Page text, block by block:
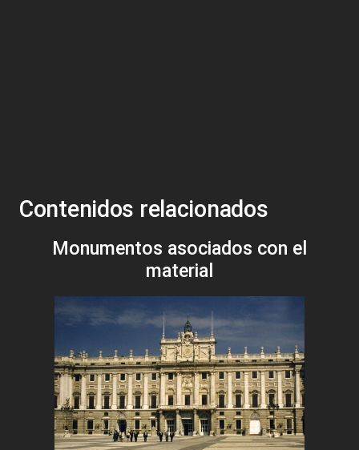
Contenidos relacionados
Monumentos asociados con el
material